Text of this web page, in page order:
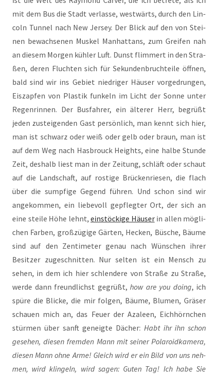
mit dem Bus die Stadt ver­las­se, west­wärts, durch den Lin­
coln Tun­nel nach New Jer­sey. Der Blick auf den von Stei­
nen bewach­se­nen Mus­kel Man­hat­tans, zum Grei­fen nah
an die­sem Mor­gen küh­ler Luft. Dunst flim­mert in den Stra­
ßen, deren Fluch­ten sich für Sekun­den­bruch­tei­le öff­nen,
bald sind wir ins Gebiet nied­ri­ger Häu­ser vor­ge­drun­gen,
Eis­zap­fen von Plas­tik fun­keln im Licht der Son­ne unter
Regen­rin­nen. Der Bus­fah­rer, ein älte­rer Herr, begrüßt
jeden zustei­gen­den Gast per­sön­lich, man kennt sich hier,
man ist schwarz oder weiß oder gelb oder braun, man ist
auf dem Weg nach Has­b­rouck Heights, eine hal­be Stun­de
Zeit, des­halb liest man in der Zei­tung, schläft oder schaut
auf die Land­schaft, auf ros­ti­ge Brü­cken­rie­sen, die flach
über die sump­fi­ge Gegend füh­ren. Und schon sind wir
ange­kom­men, ein lie­be­voll gepfleg­ter Ort, der sich an
eine stei­le Höhe lehnt, ein­stö­cki­ge Häu­serin allen mög­li­
chen Far­ben, groß­zü­gi­ge Gär­ten, Hecken, Büsche, Bäu­me
sind auf den Zen­ti­me­ter genau nach Wün­schen ihrer
Besit­zer zuge­schnit­ten. Nur sel­ten ist ein Mensch zu
sehen, in dem ich hier schlen­de­re von Stra­ße zu Stra­ße,
wer­de dann freund­lichst gegrüßt, how are you doing, ich
spü­re die Bli­cke, die mir fol­gen, Bäu­me, Blu­men, Grä­ser
schau­en mich an, das Feu­er der Aza­leen, Eich­hörn­chen
stür­men über sanft geneig­te Dächer: Habt ihr ihn schon
gese­hen, die­sen frem­den Mann mit sei­ner Pola­roid­ka­me­ra,
die­sen Mann ohne Arme! Gleich wird er ein Bild von uns neh­
men, wird klin­geln, wird sagen: Guten Tag! Ich habe Sie